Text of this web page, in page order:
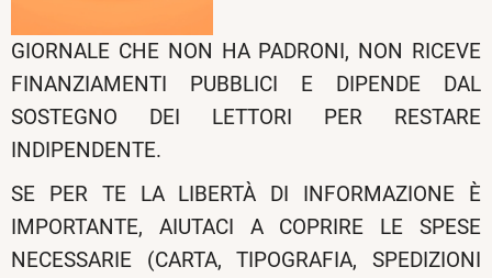
GIORNALE CHE NON HA PADRONI, NON RICEVE
FINANZIAMENTI PUBBLICI E DIPENDE DAL
SOSTEGNO DEI LETTORI PER RESTARE
INDIPENDENTE.
SE PER TE LA LIBERTÀ DI INFORMAZIONE È
IMPORTANTE, AIUTACI A COPRIRE LE SPESE
NECESSARIE (CARTA, TIPOGRAFIA, SPEDIZIONI